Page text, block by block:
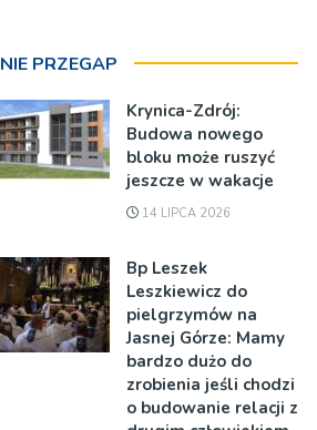
NIE PRZEGAP
Krynica-Zdrój:
Budowa nowego
bloku może ruszyć
jeszcze w wakacje
14 LIPCA 2026
Bp Leszek
Leszkiewicz do
pielgrzymów na
Jasnej Górze: Mamy
bardzo dużo do
zrobienia jeśli chodzi
o budowanie relacji z